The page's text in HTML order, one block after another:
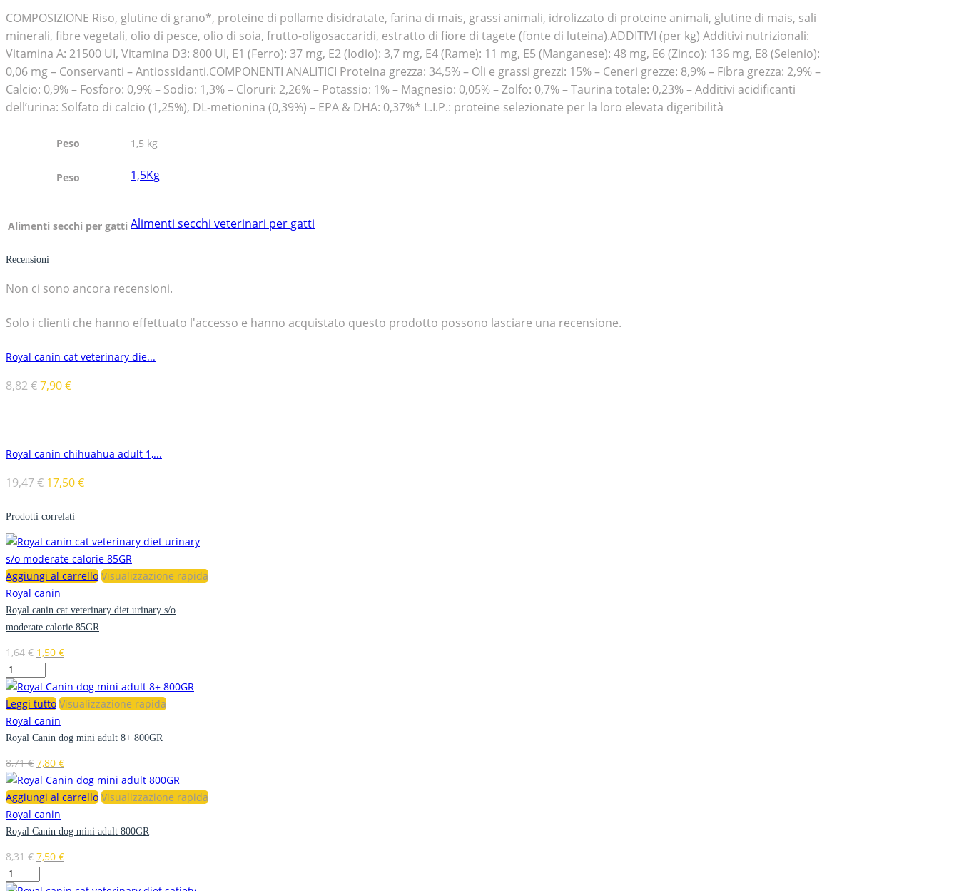
COMPOSIZIONE Riso, glutine di grano*, proteine di pollame disidratate, farina di mais, grassi animali, idrolizzato di proteine animali, glutine di mais, sali
minerali, fibre vegetali, olio di pesce, olio di soia, frutto-oligosaccaridi, estratto di fiore di tagete (fonte di luteina).ADDITIVI (per kg) Additivi nutrizionali:
Vitamina A: 21500 UI, Vitamina D3: 800 UI, E1 (Ferro): 37 mg, E2 (Iodio): 3,7 mg, E4 (Rame): 11 mg, E5 (Manganese): 48 mg, E6 (Zinco): 136 mg, E8 (Selenio):
0,06 mg – Conservanti – Antiossidanti.COMPONENTI ANALITICI Proteina grezza: 34,5% – Oli e grassi grezzi: 15% – Ceneri grezze: 8,9% – Fibra grezza: 2,9% –
Calcio: 0,9% – Fosforo: 0,9% – Sodio: 1,3% – Cloruri: 2,26% – Potassio: 1% – Magnesio: 0,05% – Zolfo: 0,7% – Taurina totale: 0,23% – Additivi acidificanti
dell’urina: Solfato di calcio (1,25%), DL-metionina (0,39%) – EPA & DHA: 0,37%* L.I.P.: proteine selezionate per la loro elevata digeribilità
Peso 1,5 kg
Peso 1,5Kg
Alimenti secchi per gatti Alimenti secchi veterinari per gatti
Recensioni
Non ci sono ancora recensioni.
Solo i clienti che hanno effettuato l'accesso e hanno acquistato questo prodotto possono lasciare una recensione.
Royal canin cat veterinary die...
8,82€7,90€
Royal canin chihuahua adult 1,...
19,47€ 17,50€
Prodotti correlati
Aggiungi al carrello Visualizzazione rapida
Royal canin
Royal canin cat veterinary diet urinary s/o
moderate calorie 85GR
1,64€ 1,50 €
Leggi tutto Visualizzazione rapida
Royal canin
Royal Canin dog mini adult 8+ 800GR
8,71€ 7,80 €
Aggiungi al carrello Visualizzazione rapida
Royal canin
Royal Canin dog mini adult 800GR
8,31€ 7,50 €